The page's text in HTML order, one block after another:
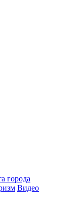
города
Видео